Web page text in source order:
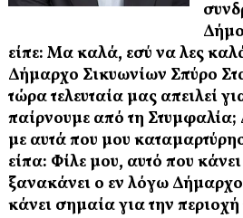
είπε: Μα καλά, εσύ να λες
Δήμαρχο Σικυωνίων Σπύρο
τώρα τελευταία μας απειλεί
παίρνουμε από τη Στυμφαλία;
με αυτά που μου
είπα: Φίλε μου, αυτό που
ξανακάνει ο εν λόγω
κάνει σημαία για την